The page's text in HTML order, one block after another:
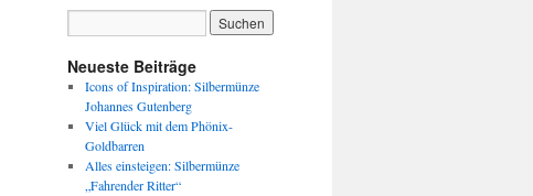
Neueste Beiträge
Icons of Inspiration: Silbermünze
Johannes Gutenberg
Viel Glück mit dem Phönix-
Goldbarren
Alles einsteigen: Silbermünze
„Fahrender Ritter“